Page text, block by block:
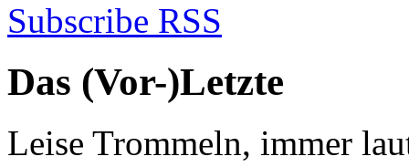
Subscribe RSS
Das (Vor-)Letzte
Leise Trommeln, immer